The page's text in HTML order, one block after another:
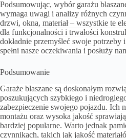
Podsumowując, wybór garażu
wymaga uwagi i analizy różnych
drzwi, okna, materiał – wszystkie te
dla funkcjonalności i trwałości
dokładnie przemyśleć swoje
spełni nasze oczekiwania i posłuży
Podsumowanie
Garaże blaszane są doskonałym
poszukujących szybkiego i
zabezpieczenie swojego pojazdu. Ich
montażu oraz wysoka jakość
bardziej popularne. Warto jednak
czynnikach, takich jak jakość